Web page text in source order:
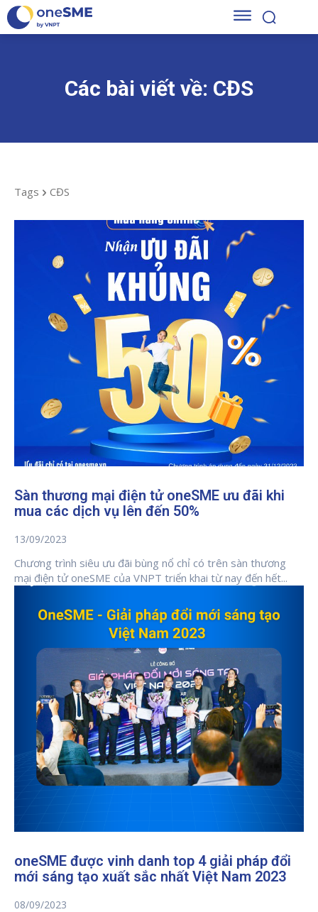
Các bài viết về: CĐS
Tags CĐS
Sàn thương mại điện tử oneSME ưu đãi khi
mua các dịch vụ lên đến 50%
13/09/2023
Chương trình siêu ưu đãi bùng nổ chỉ có trên sàn thương
mại điện tử oneSME của VNPT triển khai từ nay đến hết...
oneSME được vinh danh top 4 giải pháp đổi
mới sáng tạo xuất sắc nhất Việt Nam 2023
08/09/2023